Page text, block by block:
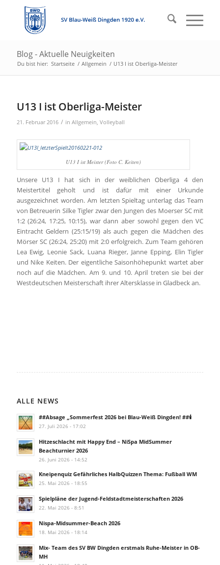
Blog - Aktuelle Neuigkeiten
Du bist hier: Startseite / Allgemein / U13 I ist Oberliga-Meister
U13 I ist Oberliga-Meister
21. Februar 2016 / in Allgemein, Volleyball
U13 I ist Meister (Foto C. Keiten)
Unsere U13 I hat sich in der weiblichen Oberliga 4 den
Meistertitel geholt und ist dafür mit einer Urkunde
ausgezeichnet worden. Am letzten Spieltag unterlag das Team
von Betreuerin Silke Tigler zwar den Jungen des Moerser SC mit
1:2 (26:24, 17:25, 10:15), war dann aber sowohl gegen den VC
Eintracht Geldern (25:15/19) als auch gegen die Mädchen des
Mörser SC (26:24, 25:20) mit 2:0 erfolgreich. Zum Team gehören
Lea Ewig, Leonie Sack, Luana Rieger, Janne Epping, Elin Tigler
und Nike Keiten. Der eigentliche Saisonhöhepunkt wartet aber
noch auf die Mädchen. Am 9. und 10. April treten sie bei der
Westdeutschen Meisterschaft ihrer Altersklasse in Gladbeck an.
ALLE NEWS
##Absage „Sommerfest 2026 bei Blau-Weiß Dingden! ##🕯️
27. Juli 2026 - 17:02
Hitzeschlacht mit Happy End – NiSpa MidSummer
Beachturnier 2026
26. Juni 2026 - 14:52
Kneipenquiz Gefährliches HalbQuizzen Thema: Fußball WM
25. Mai 2026 - 18:55
Spielpläne der Jugend-Feldstadtmeisterschaften 2026
22. Mai 2026 - 8:51
Nispa-Midsummer-Beach 2026
18. Mai 2026 - 18:14
Mix- Team des SV BW Dingden erstmals Ruhe-Meister in OB-
MH